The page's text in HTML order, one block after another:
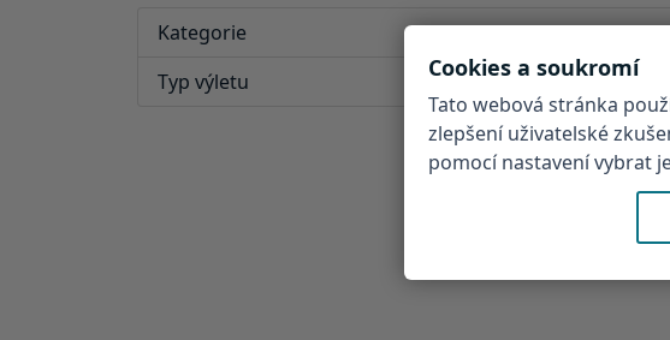
Kategorie
Typ výletu ... další
Cookies a soukromí
Tato webová stránka
zlepšení uživatelské
pomocí nastavení vybrat